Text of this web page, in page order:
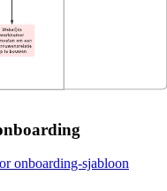
onboarding-sjabloon